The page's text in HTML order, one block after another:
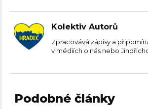
Kolektiv Autorů
Zpracovává zápisy a
v médiích o nás nebo
Podobné články